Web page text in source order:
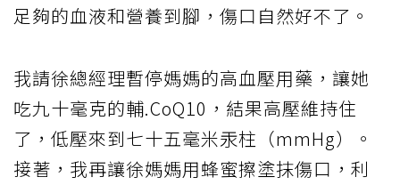
足夠的血液和營養到腳，傷口自然好不了。
我請徐總經理暫停媽媽的高血壓用藥，讓她
吃九十毫克的輔.CoQ10，結果高壓維持住
了，低壓來到七十五毫米汞柱（mmHg）。
接著，我再讓徐媽媽用蜂蜜擦塗抹傷口，利